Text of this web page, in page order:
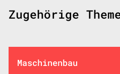
Zugehörige
Maschinenbau